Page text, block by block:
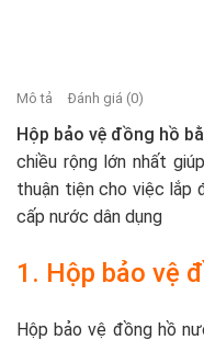
Mô tả Đánh giá (0)
Hộp bảo vệ đồng hồ
chiều rộng lớn nhất
thuận tiện cho việc lắp
cấp nước dân dụng
1. Hộp bảo vệ
Hộp bảo vệ đồng hồ